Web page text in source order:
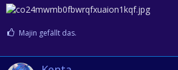
Majin gefällt das.